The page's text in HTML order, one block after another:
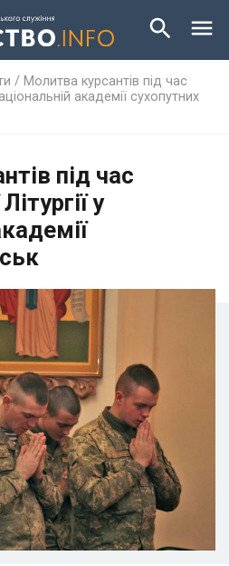
/ Молитва курсантів під час
академії сухопутних
під час
у